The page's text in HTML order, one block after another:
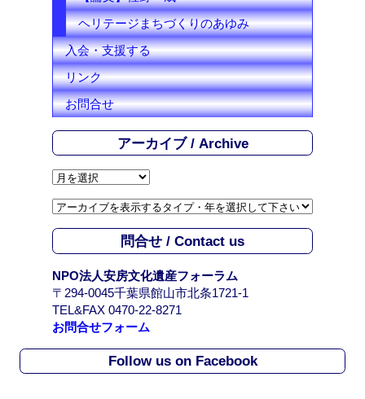
ヘリテージまちづくりのあゆみ
入会・支援する
リンク
お問合せ
アーカイブ / Archive
ア
カ
イ
A
r
c
h
i
問合せ / Contact us
NPO法人安房文化遺産フォーラム
〒294-0045千葉県館山市北条1721-1
TEL&FAX 0470-22-8271
お問合せフォーム
Follow us on Facebook